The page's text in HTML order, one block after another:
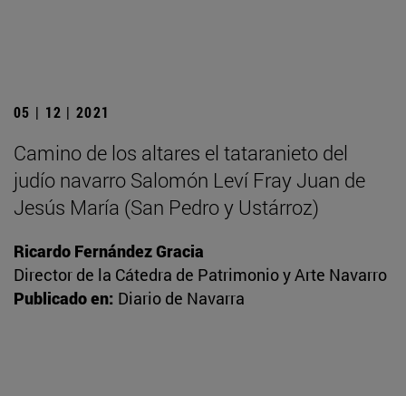
05 | 12 | 2021
Camino de los altares el tataranieto del
judío navarro Salomón Leví Fray Juan de
Jesús María (San Pedro y Ustárroz)
Ricardo Fernández Gracia
Director de la Cátedra de Patrimonio y Arte Navarro
Publicado en: Diario de Navarra